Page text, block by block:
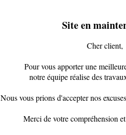
Site en
Cher client,
Pour vous apporter une
notre équipe réalise des
Nous vous prions d'accepter nos
Merci de votre compréhension